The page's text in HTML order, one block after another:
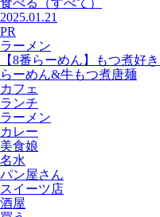
食べる
（すべて）
2025.01.21
PR
ラーメン
【8番らーめん】もつ煮好
らーめん&牛もつ煮唐麺
カフェ
ランチ
ラーメン
カレー
美食娘
名水
パン屋さん
スイーツ店
酒屋